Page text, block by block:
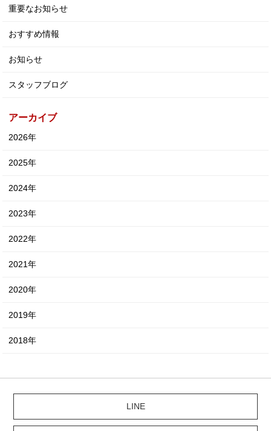
重要なお知らせ
おすすめ情報
お知らせ
スタッフブログ
アーカイブ
2026年
2025年
2024年
2023年
2022年
2021年
2020年
2019年
2018年
LINE